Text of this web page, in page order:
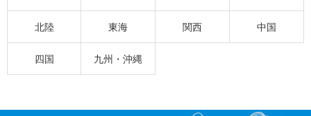
北陸 東海 関西 中国
四国 九州・沖縄